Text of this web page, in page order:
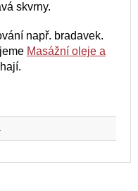
skvrny.
např. bradavek.
Masážní oleje a